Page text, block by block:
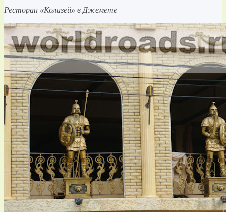
Ресторан «Колизей» в Джемете